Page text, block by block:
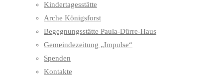
Kindertagesstätte
Arche Königsforst
Begegnungsstätte Paula-Dürre-Haus
Gemeindezeitung „Impulse“
Spenden
Kontakte